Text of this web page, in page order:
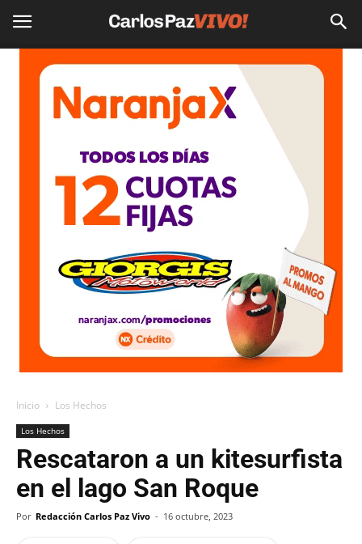
Inicio Los Hechos
Los Hechos
Rescataron a un kitesurfista
en el lago San Roque
Por Redacción Carlos Paz Vivo - 16 octubre, 2023